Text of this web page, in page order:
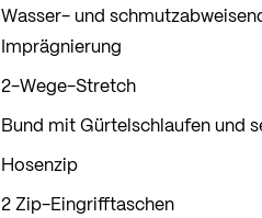
Wasser- und
Imprägnierung
2-Wege-Stretch
Bund mit Gürtelschlaufen und
Hosenzip
2 Zip-Eingrifftaschen